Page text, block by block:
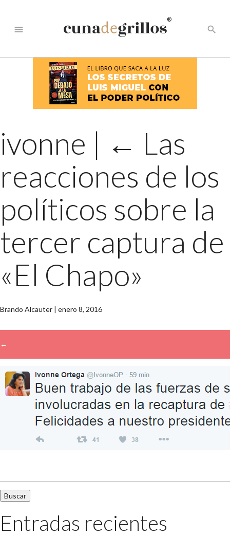
menu
®
search
ivonne | ← Las
reacciones de los
políticos sobre la
tercer captura de
«El Chapo»
Brando Alcauter | enero 8, 2016
←
→
Entradas recientes